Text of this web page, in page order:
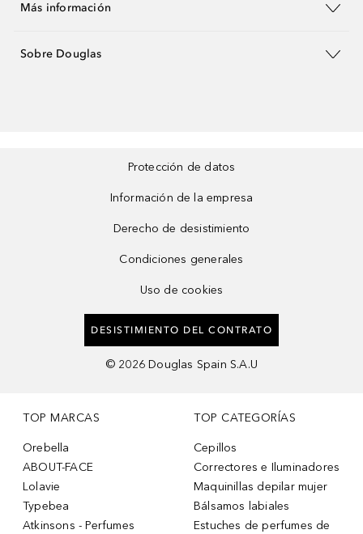
Más información
Sobre Douglas
Protección de datos
Información de la empresa
Derecho de desistimiento
Condiciones generales
Uso de cookies
DESISTIMIENTO DEL CONTRATO
© 2026 Douglas Spain S.A.U
TOP MARCAS
Orebella
ABOUT-FACE
Lolavie
Typebea
Atkinsons - Perfumes
TOP CATEGORÍAS
Cepillos
Correctores e Iluminadores
Maquinillas depilar mujer
Bálsamos labiales
Estuches de perfumes de